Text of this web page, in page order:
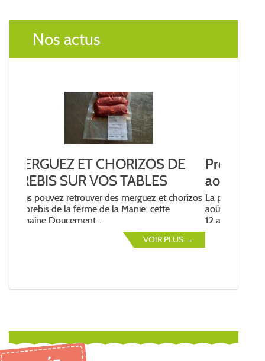
Nos actus
Prochaine livraison vendredi 14
août
La prochaine livraison aura lieu le vendredi 14
août, passez votre commande avant mercredi
12 août...
VOIR PLUS →